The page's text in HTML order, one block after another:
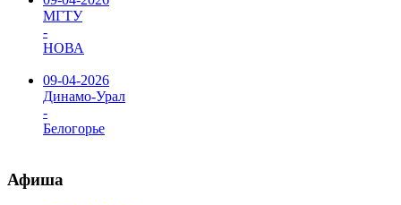
МГТУ
-
НОВА
09-04-2026
Динамо-Урал
-
Белогорье
Афиша